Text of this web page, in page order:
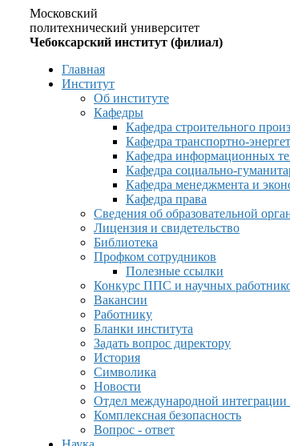
Московский
политехнический университет
Чебоксарский институт (филиал)
Главная
Институт
Об институте
Кафедры
Кафедра строительного
Кафедра транспортно-
Кафедра информационных
Кафедра социально-
Кафедра менеджмента и
Кафедра права
Сведения об образовательной
Лицензия и свидетельство
Библиотека
Профком сотрудников
Полезные ссылки
Конкурс ППС и научных
Вакансии
Работнику
Бланки института
Задать вопрос директору
История
Символика
Новости
Отдел международной интеграции
Комплексная безопасность
Вопрос - ответ